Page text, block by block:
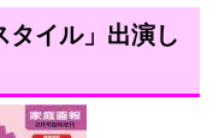
タイル」出演し